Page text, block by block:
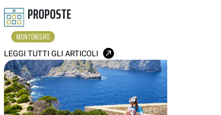
PROPOSTE
MONTENEGRO
LEGGI TUTTI GLI ARTICOLI